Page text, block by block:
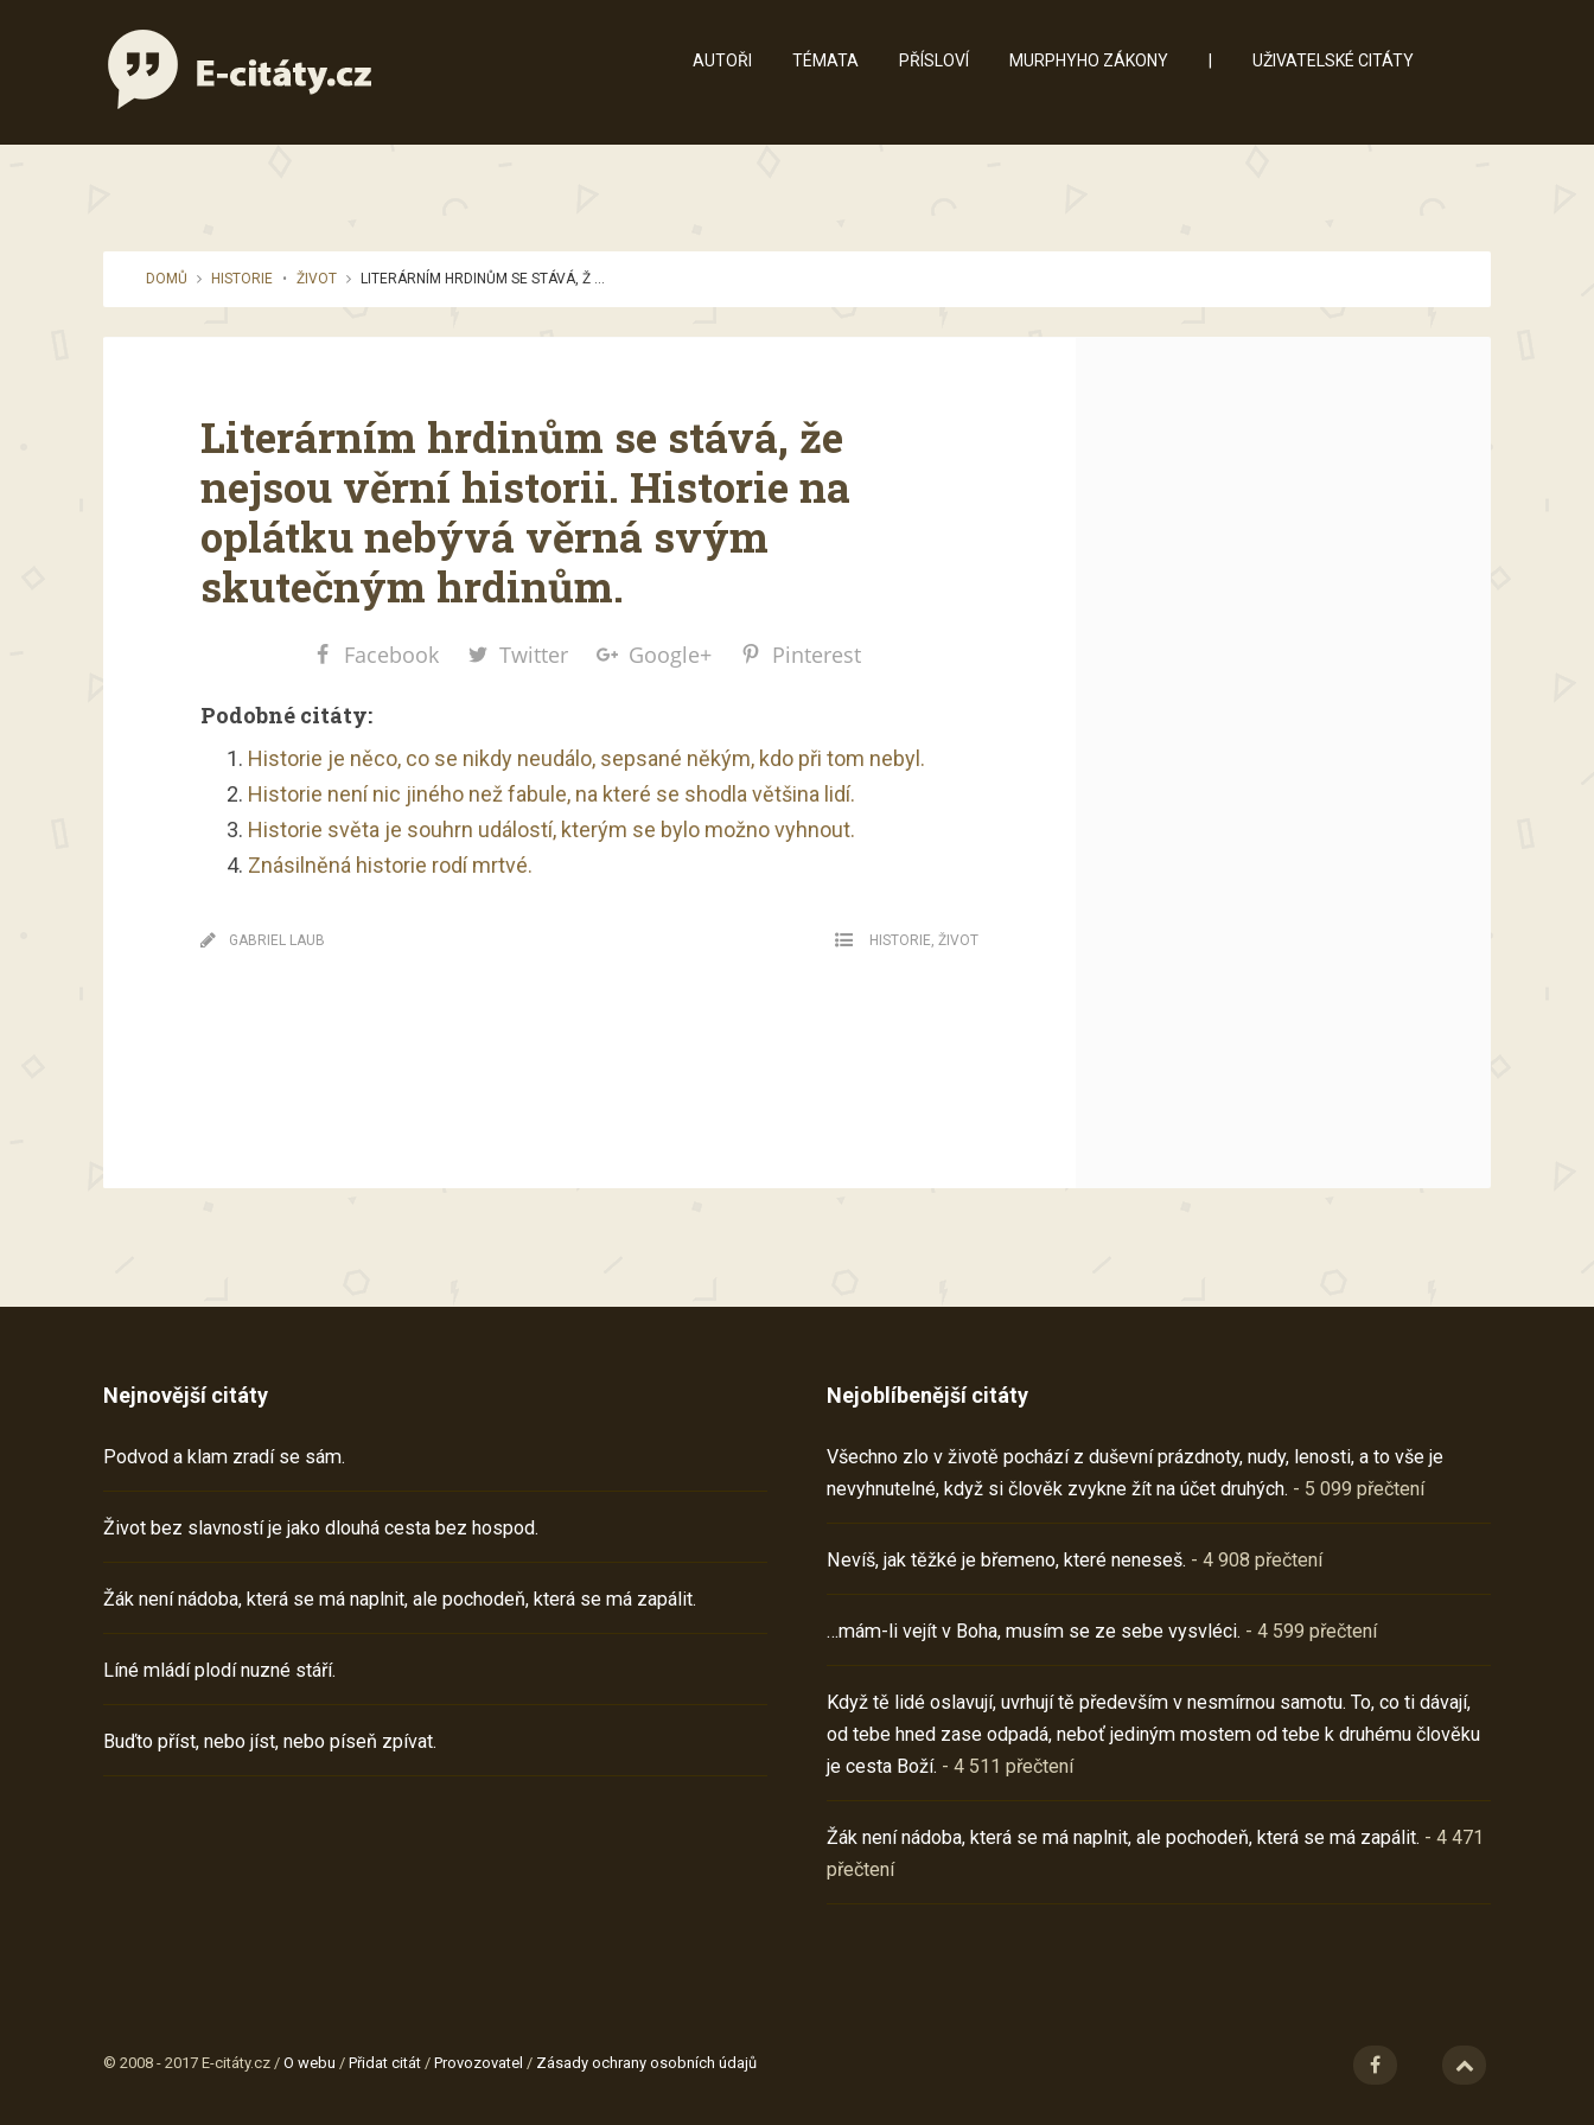
AUTOŘI TÉMATA PŘÍSLOVÍ MURPHYHO ZÁKONY UŽIVATELSKÉ CITÁTY
DOMŮ HISTORIE • ŽIVOT LITERÁRNÍM HRDINŮM SE STÁVÁ, Ž ...
Literárním hrdinům se stává, že
nejsou věrní historii. Historie na
oplátku nebývá věrná svým
skutečným hrdinům.
Facebook Twitter Google+ Pinterest
Podobné citáty:
Historie je něco, co se nikdy neudálo, sepsané někým, kdo při tom nebyl.
Historie není nic jiného než fabule, na které se shodla většina lidí.
Historie světa je souhrn událostí, kterým se bylo možno vyhnout.
Znásilněná historie rodí mrtvé.
GABRIEL LAUB HISTORIE, ŽIVOT
Nejnovější citáty
Podvod a klam zradí se sám.
Život bez slavností je jako dlouhá cesta bez hospod.
Žák není nádoba, která se má naplnit, ale pochodeň, která se má zapálit.
Líné mládí plodí nuzné stáří.
Buďto příst, nebo jíst, nebo píseň zpívat.
Nejoblíbenější citáty
Všechno zlo v životě pochází z duševní prázdnoty, nudy, lenosti, a to vše je
nevyhnutelné, když si člověk zvykne žít na účet druhých. - 5 099 přečtení
Nevíš, jak těžké je břemeno, které neneseš. - 4 908 přečtení
…mám-li vejít v Boha, musím se ze sebe vysvléci. - 4 599 přečtení
Když tě lidé oslavují, uvrhují tě především v nesmírnou samotu. To, co ti dávají,
od tebe hned zase odpadá, neboť jediným mostem od tebe k druhému člověku
je cesta Boží. - 4 511 přečtení
Žák není nádoba, která se má naplnit, ale pochodeň, která se má zapálit. - 4 471
přečtení
© 2008 - 2017 E-citáty.cz / O webu / Přidat citát / Provozovatel / Zásady ochrany osobních údajů